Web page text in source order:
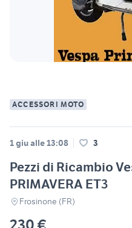
ACCESSORI MOTO
1 giu alle 13:08 3
Pezzi di Ricambio
PRIMAVERA ET3
Frosinone (FR)